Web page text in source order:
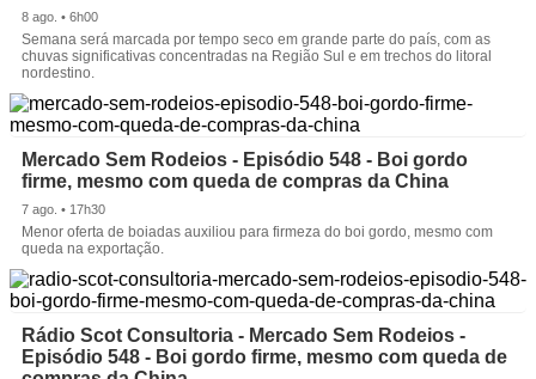
8 ago. • 6h00
Semana será marcada por tempo seco em grande parte do país, com as
chuvas significativas concentradas na Região Sul e em trechos do litoral
nordestino.
Mercado Sem Rodeios - Episódio 548 - Boi gordo
firme, mesmo com queda de compras da China
7 ago. • 17h30
Menor oferta de boiadas auxiliou para firmeza do boi gordo, mesmo com
queda na exportação.
Rádio Scot Consultoria - Mercado Sem Rodeios -
Episódio 548 - Boi gordo firme, mesmo com queda de